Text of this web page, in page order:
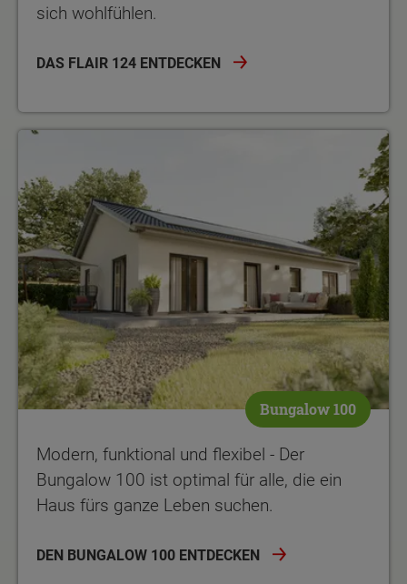
sich wohlfühlen.
DAS FLAIR 124 ENTDECKEN
Bungalow 100
Modern, funktional und flexibel - Der
Bungalow 100 ist optimal für alle, die ein
Haus fürs ganze Leben suchen.
DEN BUNGALOW 100 ENTDECKEN